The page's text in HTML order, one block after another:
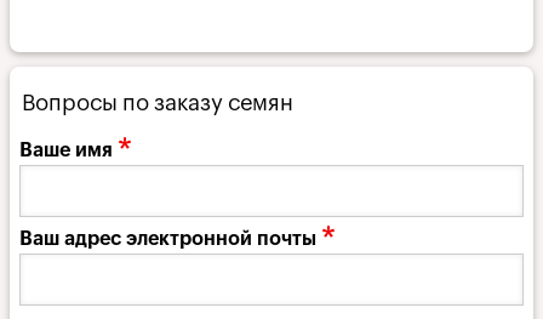
Вопросы по заказу семян
Ваше имя
Ваш адрес электронной почты